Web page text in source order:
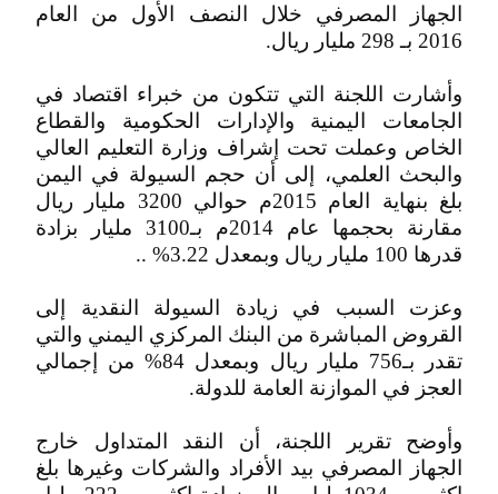
الجهاز المصرفي خلال النصف الأول من العام
2016 بـ 298 مليار ريال.
وأشارت اللجنة التي تتكون من خبراء اقتصاد في
الجامعات اليمنية والإدارات الحكومية والقطاع
الخاص وعملت تحت إشراف وزارة التعليم العالي
والبحث العلمي، إلى أن حجم السيولة في اليمن
بلغ بنهاية العام 2015م حوالي 3200 مليار ريال
مقارنة بحجمها عام 2014م بـ3100 مليار بزادة
قدرها 100 مليار ريال وبمعدل 3.22% ..
وعزت السبب في زيادة السيولة النقدية إلى
القروض المباشرة من البنك المركزي اليمني والتي
تقدر بـ756 مليار ريال وبمعدل 84% من إجمالي
العجز في الموازنة العامة للدولة.
وأوضح تقرير اللجنة، أن النقد المتداول خارج
الجهاز المصرفي بيد الأفراد والشركات وغيرها بلغ